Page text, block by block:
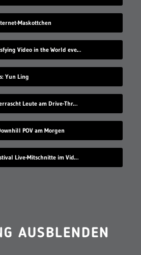
Maskottchen
The Most Unsatisfying Video in the World ever made – part 2
Yun Ling
Mark Hamill überrascht Leute am Drive-Thru-Schalter
POV am Morgen
Haldern Pop Festival Live-Mitschnitte im Videostream (2008-2019)
AUSBLENDEN